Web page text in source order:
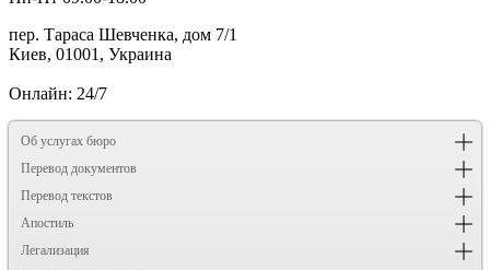
пер. Тараса Шевченка, дом 7/1
Киев, 01001, Украина
Онлайн: 24/7
Об услугах бюро
Перевод документов
Перевод текстов
Апостиль
Легализация